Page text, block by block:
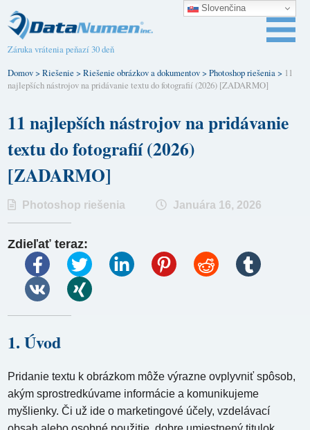
Záruka vrátenia peňazí 30 deň
Domov>Riešenie >Riešenie obrázkov a dokumentov>Photoshop riešenia> 11
najlepších nástrojov na pridávanie textu do fotografií (2026) [ZADARMO]
11 najlepších nástrojov na pridávanie
textu do fotografií (2026)
[ZADARMO]
Photoshop riešenia Januára 16, 2026
Zdieľať teraz:
1. Úvod
Pridanie textu k obrázkom môže výrazne ovplyvniť spôsob,
akým sprostredkúvame informácie a komunikujeme
myšlienky. Či už ide o marketingové účely, vzdelávací
Slovenčina